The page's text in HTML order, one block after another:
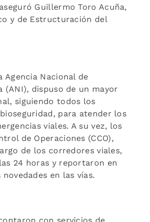
Guillermo Toro Acuña,
y de Estructuración del
Agencia Nacional de
dispuso de un mayor
siguiendo todos los
para atender los
viales. A su vez, los
de Operaciones (CCO),
de los corredores viales,
24 horas y reportaron en
en las vías.